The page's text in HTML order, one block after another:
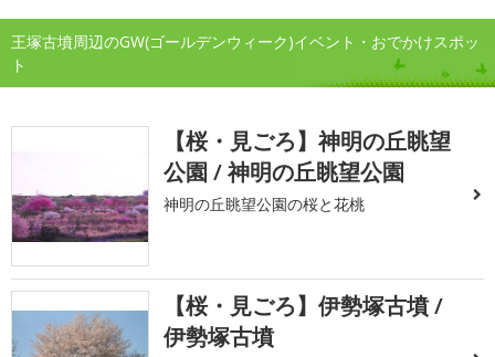
王塚古墳周辺のGW(ゴールデンウィーク)イベント・おでかけスポッ
ト
【桜・見ごろ】神明の丘眺望
公園 / 神明の丘眺望公園
神明の丘眺望公園の桜と花桃
【桜・見ごろ】伊勢塚古墳 /
伊勢塚古墳